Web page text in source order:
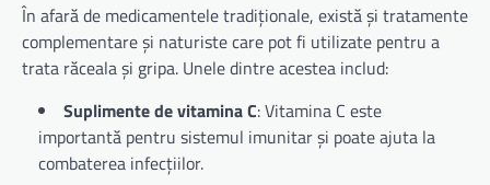
În afară de medicamentele tradiționale, există și tratamente
complementare și naturiste care pot fi utilizate pentru a
trata răceala și gripa. Unele dintre acestea includ:
Suplimente de vitamina C: Vitamina C este
importantă pentru sistemul imunitar și poate ajuta la
combaterea infecțiilor.